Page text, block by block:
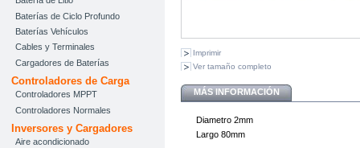
Baterías de Ciclo Profundo
Baterías Vehículos
Cables y Terminales
Cargadores de Baterías
Controladores de Carga
Controladores MPPT
Controladores Normales
Inversores y Cargadores
Aire acondicionado
Imprimir
Ver tamaño completo
MÁS INFORMACIÓN
Diametro 2mm
Largo 80mm